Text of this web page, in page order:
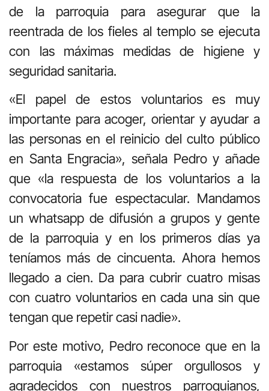
de la parroquia para asegurar que la
reentrada de los fieles al templo se ejecuta
con las máximas medidas de higiene y
seguridad sanitaria.
«El papel de estos voluntarios es muy
importante para acoger, orientar y ayudar a
las personas en el reinicio del culto público
en Santa Engracia», señala Pedro y añade
que «la respuesta de los voluntarios a la
convocatoria fue espectacular. Mandamos
un whatsapp de difusión a grupos y gente
de la parroquia y en los primeros días ya
teníamos más de cincuenta. Ahora hemos
llegado a cien. Da para cubrir cuatro misas
con cuatro voluntarios en cada una sin que
tengan que repetir casi nadie».
Por este motivo, Pedro reconoce que en la
parroquia «estamos súper orgullosos y
agradecidos con nuestros parroquianos,